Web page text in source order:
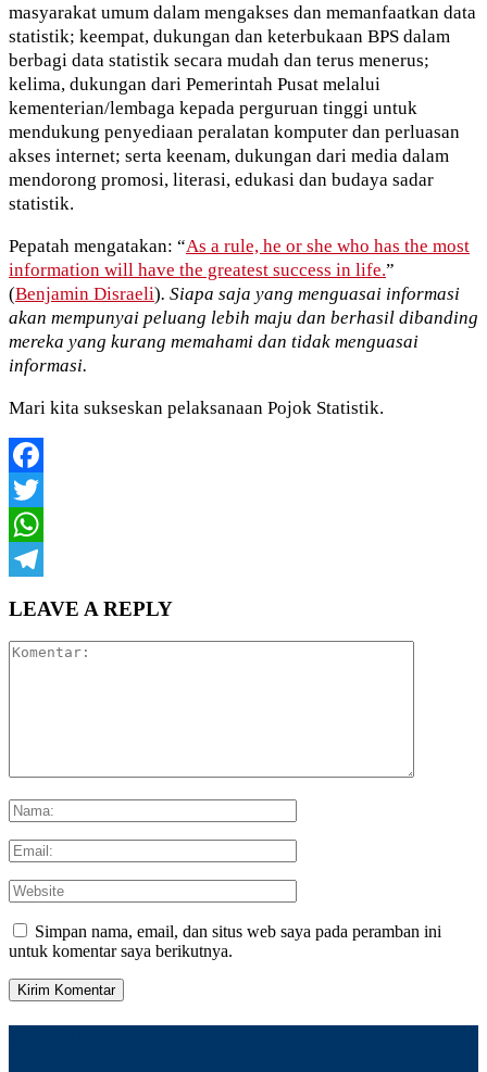
masyarakat umum dalam mengakses dan memanfaatkan data
statistik; keempat, dukungan dan keterbukaan BPS dalam
berbagi data statistik secara mudah dan terus menerus;
kelima, dukungan dari Pemerintah Pusat melalui
kementerian/lembaga kepada perguruan tinggi untuk
mendukung penyediaan peralatan komputer dan perluasan
akses internet; serta keenam, dukungan dari media dalam
mendorong promosi, literasi, edukasi dan budaya sadar
statistik.
Pepatah mengatakan: “As a rule, he or she who has the most
information will have the greatest success in life.”
(Benjamin Disraeli). Siapa saja yang menguasai informasi
akan mempunyai peluang lebih maju dan berhasil dibanding
mereka yang kurang memahami dan tidak menguasai
informasi.
Mari kita sukseskan pelaksanaan Pojok Statistik.
Facebook
Twitter
WhatsApp
LEAVE A REPLY
Simpan nama, email, dan situs web saya pada peramban ini
untuk komentar saya berikutnya.